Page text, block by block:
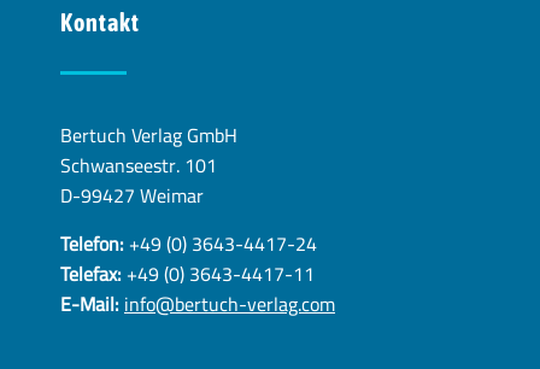
Kontakt
Bertuch Verlag GmbH
Schwanseestr. 101
D-99427 Weimar
Telefon:+49 (0) 3643-4417-24
Telefax:+49 (0) 3643-4417-11
E-Mail:info@bertuch-verlag.com